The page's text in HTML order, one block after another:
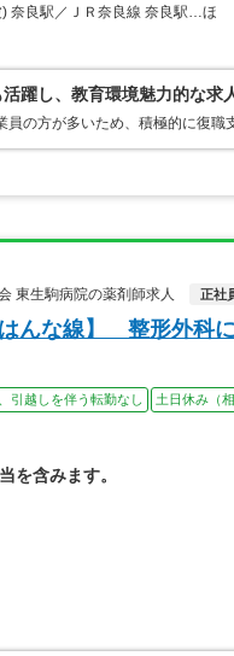
) 奈良駅／ＪＲ奈良線 奈良駅…ほ
躍し、教育環境魅力的な求
員の方が多いため、積極的に復職
東生駒病院の薬剤師求人
正社
はんな線】 整形外科
引越しを伴う転勤なし 土日休み（
を含みます。